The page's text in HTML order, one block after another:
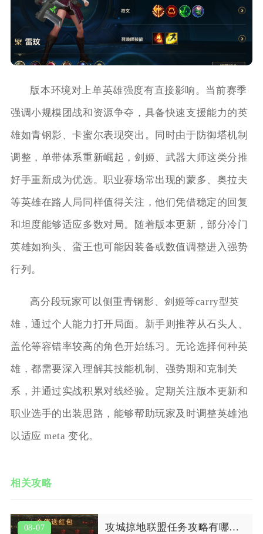
版本环境对上单英雄强度有直接影响。当前赛季
强调小规模团战和资源争夺，具备快速支援能力的英
雄如青钢影、卡蜜尔表现突出。同时由于防御塔机制
调整，单带体系重新崛起，剑姬、武器大师这类分推
好手重新成为优选。职业赛场常出现的蒙多、奥拉夫
等英雄在路人局同样值得关注，他们凭借稳定的回复
和坦度能够适应多数对局。随着版本更新，部分冷门
英雄如狗头、蛮王也可能因装备或数值调整进入强势
行列。
高分段玩家可以侧重青钢影、剑姬等carry型英
雄，通过个人能力打开局面。新手则推荐从石头人、
盖伦等容错率较高的角色开始练习。无论选择何种英
雄，都需要深入理解其技能机制、强势期和克制关
系，并通过实战积累对线经验。定期关注版本更新和
职业选手的出装思路，能够帮助玩家及时调整英雄池
以适应 meta 变化。
相关攻略
08-07 攻城掠地联盟任务攻略有哪些常见问题